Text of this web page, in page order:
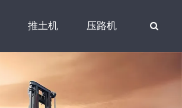
推土机 压路机